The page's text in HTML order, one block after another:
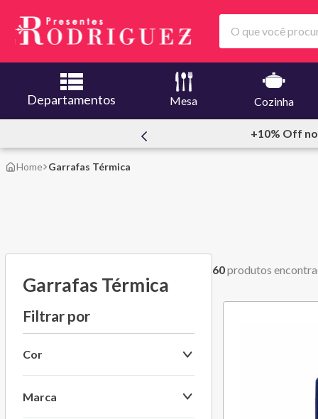
O que você procura?
Departamentos Mesa Cozinha
Loja Física |
Garrafas Térmica
Garrafas Térmica
Cor
Marca
60produtos